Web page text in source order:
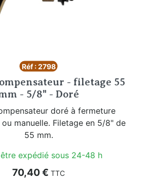
Réf : 2798
- filetage 55
- 5/8" - Doré
doré à fermeture
manuelle. Filetage en 5/8" de
55 mm.
expédié sous 24-48 h
Prix
70,40 € TTC